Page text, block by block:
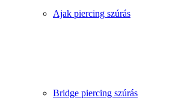
Ajak piercing szúrás
Bridge piercing szúrás